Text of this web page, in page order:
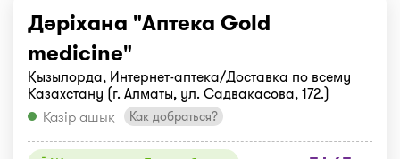
Дәріхана "Аптека Gold
medicine"
Қызылорда, Интернет-аптека/Доставка по всему
Казахстану (г. Алматы, ул. Садвакасова, 172.)
Қазір ашық
Как добраться?